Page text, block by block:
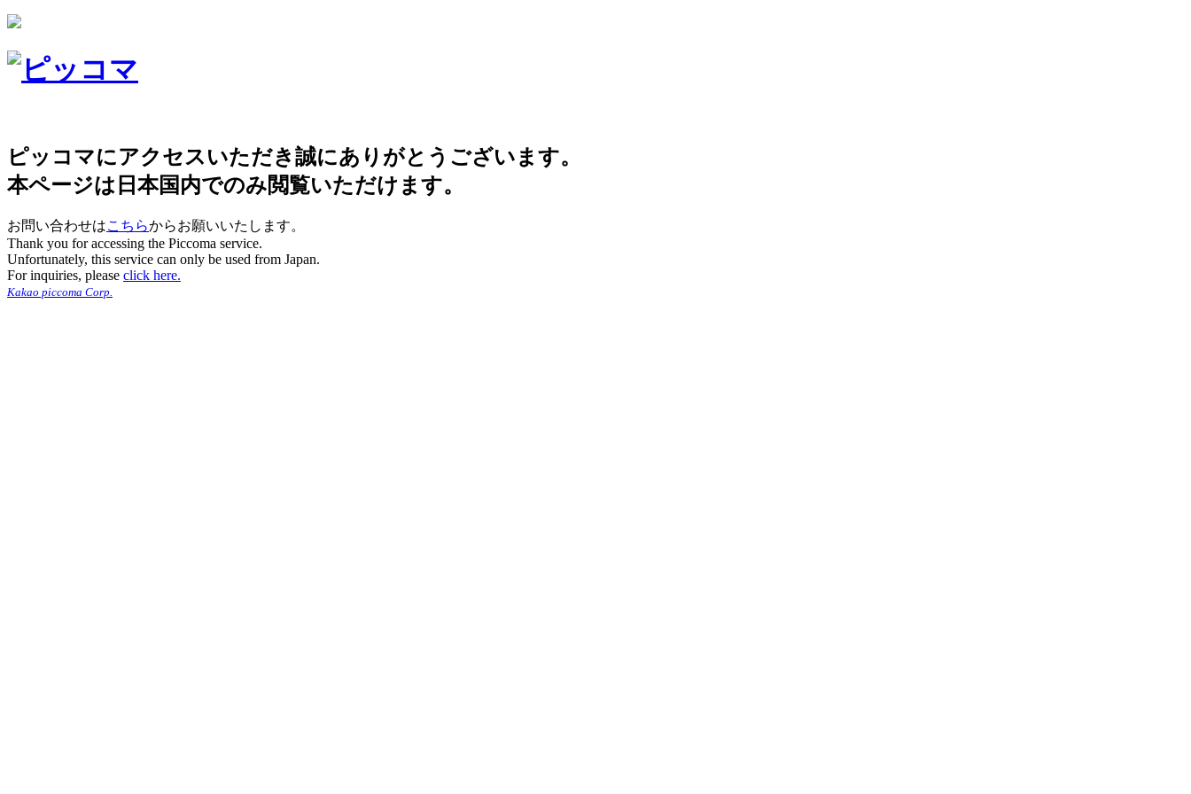
ピッコマにアクセスいただき誠にありがとうございます。
本ページは日本国内でのみ閲覧いただけます。
お問い合わせはこちらからお願いいたします。
Thank you for accessing the Piccoma service.
Unfortunately, this service can only be used from Japan.
For inquiries, please click here.
Kakao piccoma Corp.